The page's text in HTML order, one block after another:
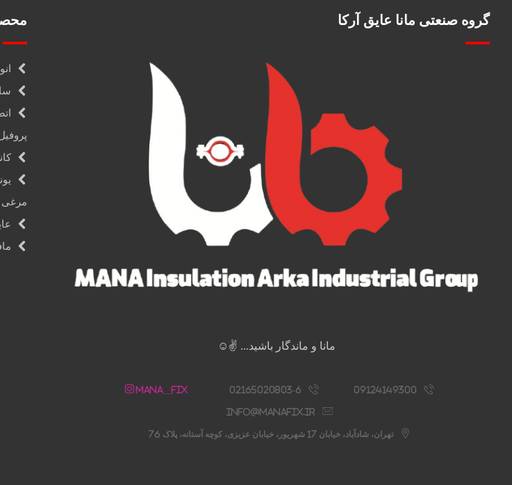
گروه صنعتی مانا عایق آرکا
مانا و ماندگار باشید... ✌️☺️
09124149300
02165020803-6
Mana__fix
info@manafix.ir
تهران، شادآباد، خیابان 17 شهریور، خیابان عزیزی، کوچه آستانه، پلاک 76
مرغی